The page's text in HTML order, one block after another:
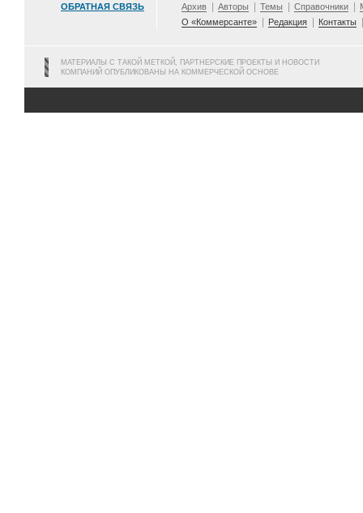
ОБРАТНАЯ СВЯЗЬ Архив Авторы Темы Справочники
О «Коммерсанте»
Редакция Контакты
МАТЕРИАЛЫ С ТАКОЙ МЕТКОЙ, ПАРТНЕРСКИЕ ПРОЕКТЫ И НОВОСТИ
КОМПАНИЙ ОПУБЛИКОВАНЫ НА КОММЕРЧЕСКОЙ ОСНОВЕ